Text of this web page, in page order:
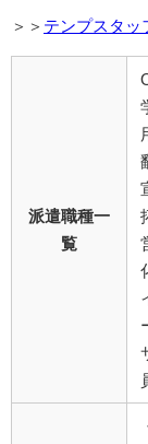
＞＞ テンプスタッ
派遣職種一
覧